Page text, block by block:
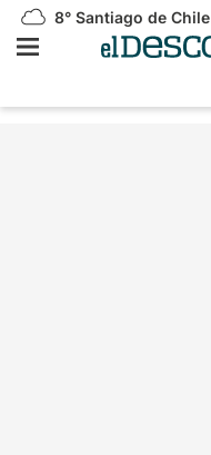
8° Santiago de Chile